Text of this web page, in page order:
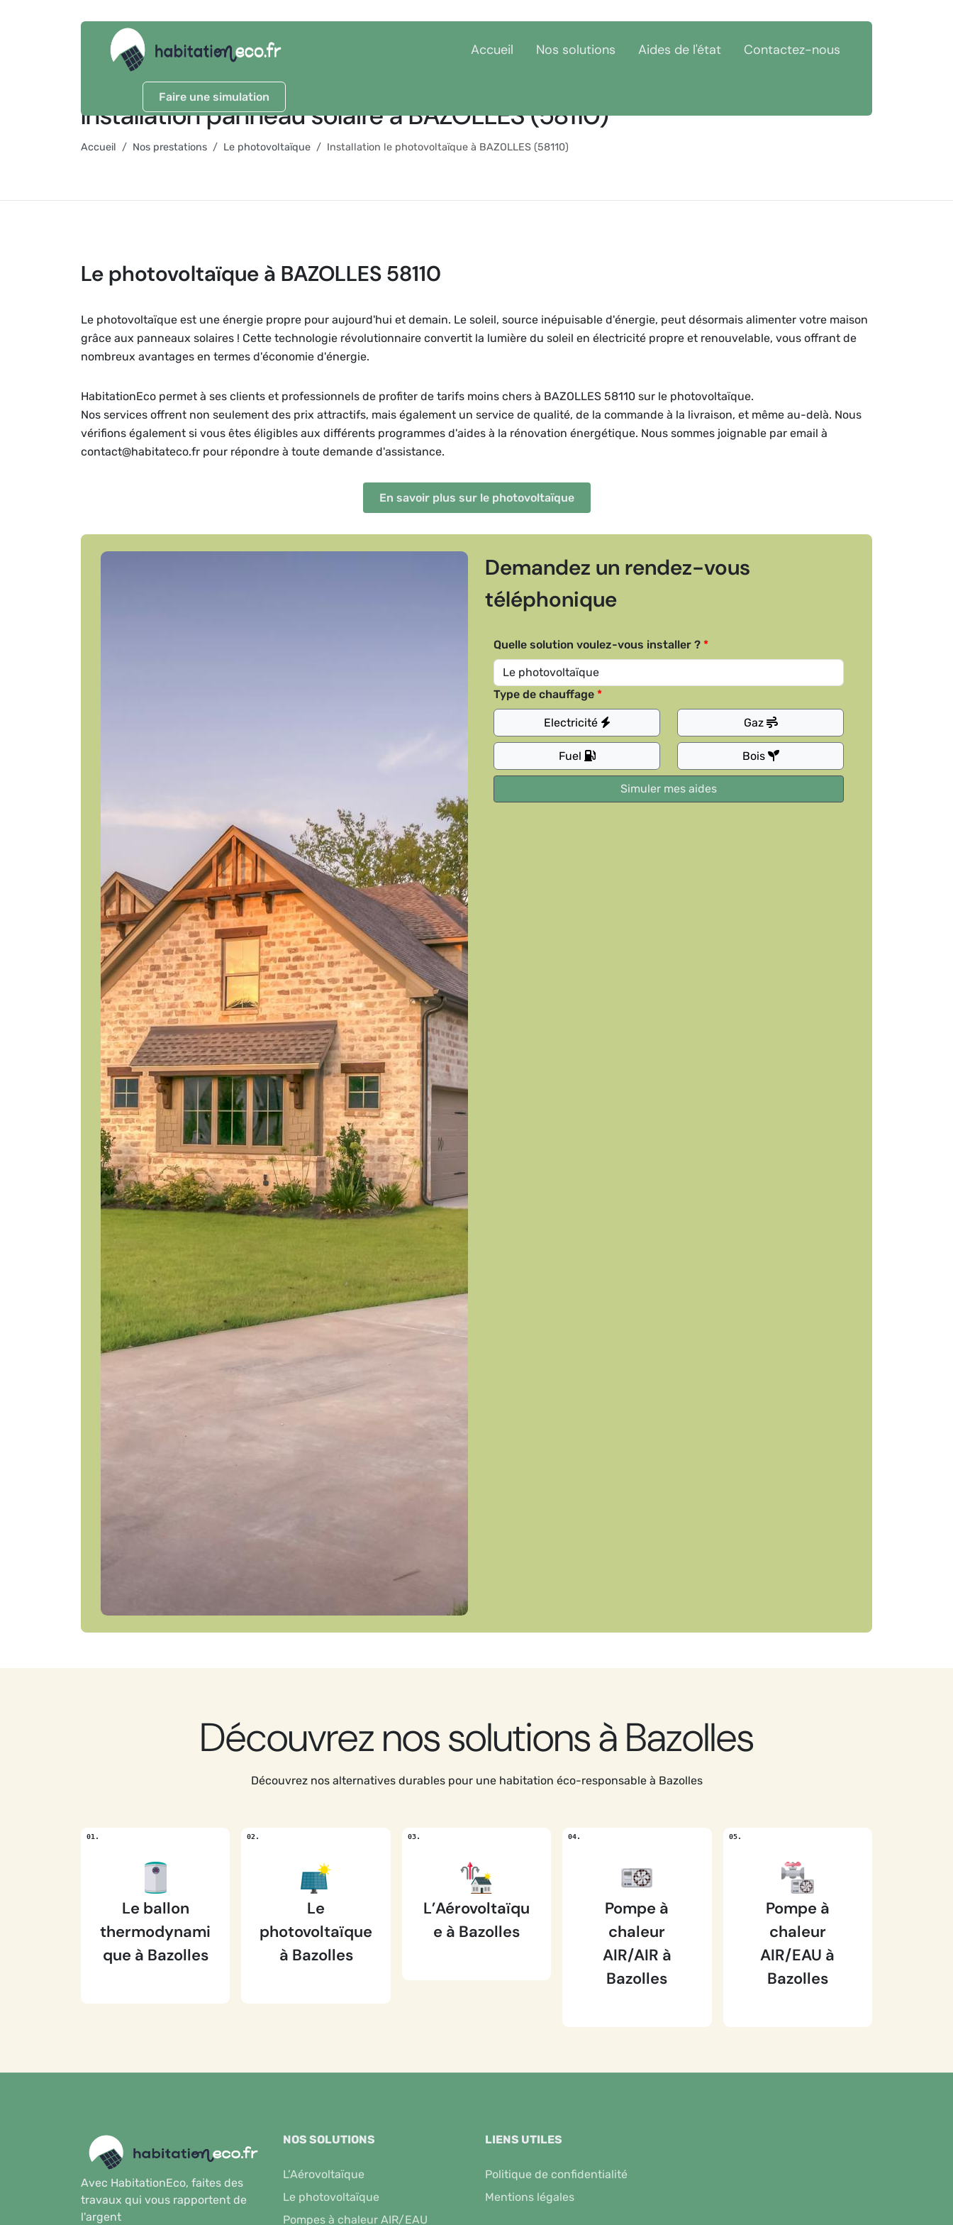
Faire une simulation
Accueil Nos solutions Aides de l'état Contactez-nous
Installation panneau solaire à BAZOLLES (58110)
Accueil Nos prestations Le photovoltaïque Installation le photovoltaïque à BAZOLLES (58110)
Le photovoltaïque à BAZOLLES 58110
Le photovoltaïque est une énergie propre pour aujourd'hui et demain. Le soleil, source inépuisable d'énergie, peut désormais alimenter votre maison
grâce aux panneaux solaires ! Cette technologie révolutionnaire convertit la lumière du soleil en électricité propre et renouvelable, vous offrant de
nombreux avantages en termes d'économie d'énergie.
HabitationEco permet à ses clients et professionnels de profiter de tarifs moins chers à BAZOLLES 58110 sur le photovoltaïque.
Nos services offrent non seulement des prix attractifs, mais également un service de qualité, de la commande à la livraison, et même au-delà. Nous
vérifions également si vous êtes éligibles aux différents programmes d'aides à la rénovation énergétique. Nous sommes joignable par email à
contact@habitateco.fr pour répondre à toute demande d'assistance.
En savoir plus sur le photovoltaïque
Demandez un rendez-vous
téléphonique
Quelle solution voulez-vous installer ?
Type de chauffage
Electricité Gaz
Fuel Bois
Découvrez nos solutions à Bazolles
Découvrez nos alternatives durables pour une habitation éco-responsable à Bazolles
Le ballon
thermodynami
que à Bazolles
Le
photovoltaïque
à Bazolles
L’Aérovoltaïqu
e à Bazolles
Pompe à
chaleur
AIR/AIR à
Bazolles
Pompe à
chaleur
AIR/EAU à
Bazolles
Avec HabitationEco, faites des
travaux qui vous rapportent de
l'argent
NOS SOLUTIONS
L’Aérovoltaïque
Le photovoltaïque
Pompes à chaleur AIR/EAU
LIENS UTILES
Politique de confidentialité
Mentions légales